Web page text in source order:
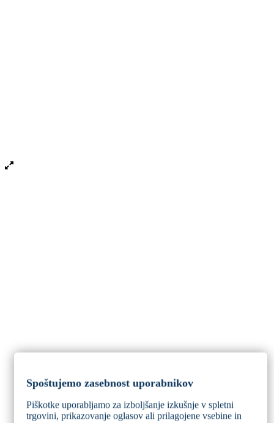
Spoštujemo zasebnost uporabnikov
Piškotke uporabljamo za izboljšanje izkušnje v spletni
trgovini, prikazovanje oglasov ali prilagojene vsebine in